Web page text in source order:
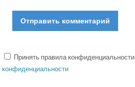
Принять правила конфиденциальности
конфиденциальности